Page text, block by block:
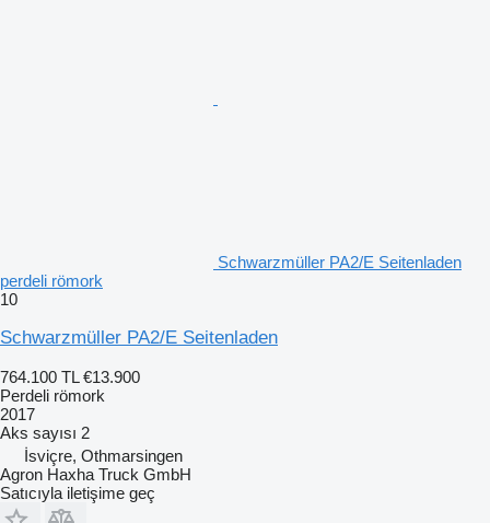
Schwarzmüller PA2/E Seitenladen
perdeli römork
10
Schwarzmüller PA2/E Seitenladen
764.100 TL €13.900
Perdeli römork
2017
Aks sayısı 2
İsviçre, Othmarsingen
Agron Haxha Truck GmbH
Satıcıyla iletişime geç